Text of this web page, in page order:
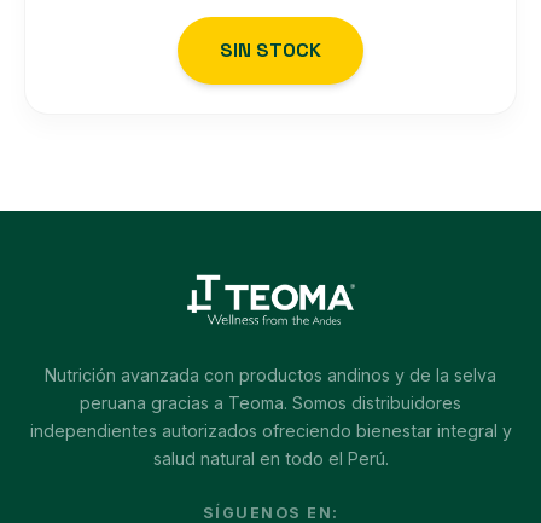
precio
original
precio
actual
SIN STOCK
Nutrición avanzada con productos andinos y de la selva
peruana gracias a Teoma. Somos distribuidores
independientes autorizados ofreciendo bienestar integral y
salud natural en todo el Perú.
SÍGUENOS EN: